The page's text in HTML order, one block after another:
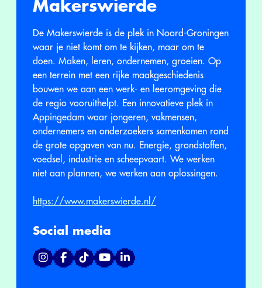
Makerswierde
De Makerswierde is de plek in Noord-Groningen
waar je niet komt om te kijken, maar om te
doen. Maken, leren, ondernemen, groeien. Op
een terrein met een rijke maakgeschiedenis
bouwen we aan een werk- en leeromgeving die
de regio vooruithelpt. Een innovatieve plek in
Appingedam waar jongeren, vakmensen,
ondernemers en onderzoekers samenkomen rond
de grote opgaven van nu. Energie, grondstoffen,
voedsel, industrie en scheepvaart. We werken
niet aan plannen, we werken aan oplossingen.
https://www.makerswierde.nl/
Social media